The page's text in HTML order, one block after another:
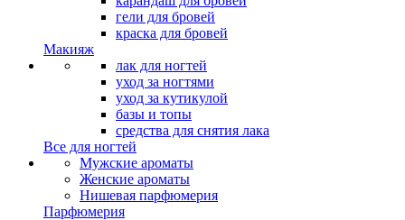
гели для бровей
краска для бровей
Макияж
лак для ногтей
уход за ногтями
уход за кутикулой
базы и топы
средства для снятия лака
Все для ногтей
Мужские ароматы
Женские ароматы
Нишевая парфюмерия
Парфюмерия